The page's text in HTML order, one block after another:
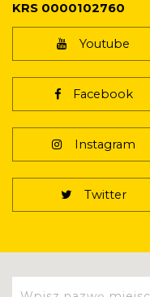
KRS 0000102760
Youtube
Facebook
Instagram
Twitter